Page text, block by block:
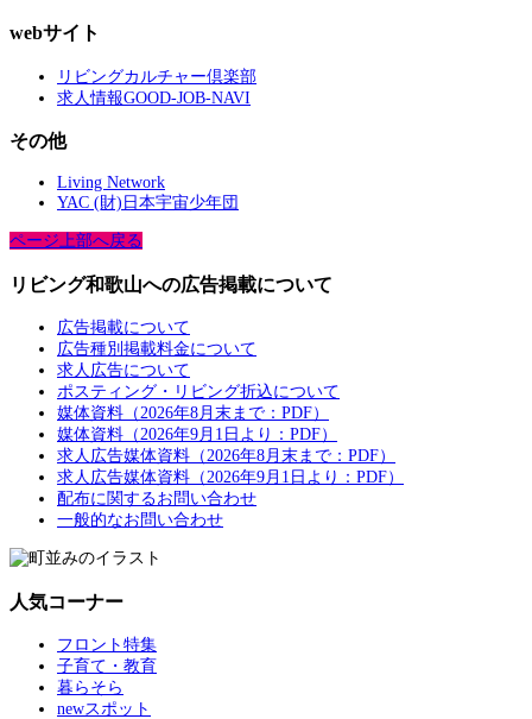
webサイト
リビングカルチャー倶楽部
求人情報GOOD-JOB-NAVI
その他
Living Network
YAC (財)日本宇宙少年団
ページ上部へ戻る
リビング和歌山への広告掲載について
広告掲載について
広告種別掲載料金について
求人広告について
ポスティング・リビング折込について
媒体資料（2026年8月末まで：PDF）
媒体資料（2026年9月1日より：PDF）
求人広告媒体資料（2026年8月末まで：PDF）
求人広告媒体資料（2026年9月1日より：PDF）
配布に関するお問い合わせ
一般的なお問い合わせ
人気コーナー
フロント特集
子育て・教育
暮らそら
newスポット